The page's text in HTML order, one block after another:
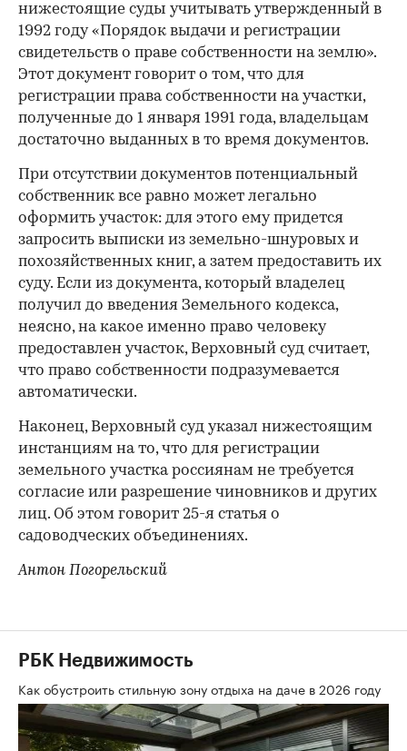
нижестоящие суды учитывать утвержденный в
1992 году «Порядок выдачи и регистрации
свидетельств о праве собственности на землю».
Этот документ говорит о том, что для
регистрации права собственности на участки,
полученные до 1 января 1991 года, владельцам
достаточно выданных в то время документов.
При отсутствии документов потенциальный
собственник все равно может легально
оформить участок: для этого ему придется
запросить выписки из земельно-шнуровых и
похозяйственных книг, а затем предоставить их
суду. Если из документа, который владелец
получил до введения Земельного кодекса,
неясно, на какое именно право человеку
предоставлен участок, Верховный суд считает,
что право собственности подразумевается
автоматически.
Наконец, Верховный суд указал нижестоящим
инстанциям на то, что для регистрации
земельного участка россиянам не требуется
согласие или разрешение чиновников и других
лиц. Об этом говорит 25-я статья о
садоводческих объединениях.
Антон Погорельский
РБК Недвижимость
Как обустроить стильную зону отдыха на даче в 2026 году